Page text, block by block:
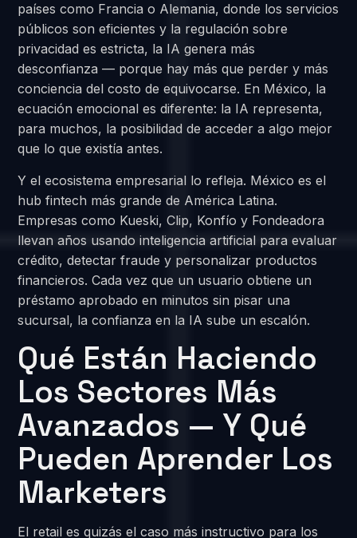
países como Francia o Alemania, donde los servicios
públicos son eficientes y la regulación sobre
privacidad es estricta, la IA genera más
desconfianza — porque hay más que perder y más
conciencia del costo de equivocarse. En México, la
ecuación emocional es diferente: la IA representa,
para muchos, la posibilidad de acceder a algo mejor
que lo que existía antes.
Y el ecosistema empresarial lo refleja. México es el
hub fintech más grande de América Latina.
Empresas como Kueski, Clip, Konfío y Fondeadora
llevan años usando inteligencia artificial para evaluar
crédito, detectar fraude y personalizar productos
financieros. Cada vez que un usuario obtiene un
préstamo aprobado en minutos sin pisar una
sucursal, la confianza en la IA sube un escalón.
Qué Están Haciendo
Los Sectores Más
Avanzados — Y Qué
Pueden Aprender Los
Marketers
El retail es quizás el caso más instructivo para los